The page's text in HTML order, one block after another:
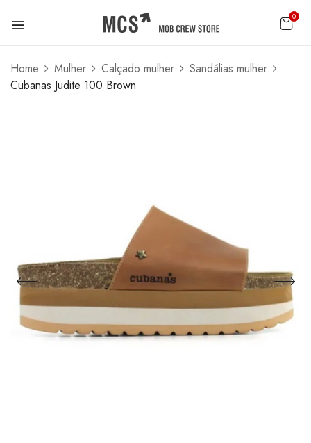
0
Home Mulher Calçado mulher
Sandálias mulher
Cubanas Judite 100 Brown